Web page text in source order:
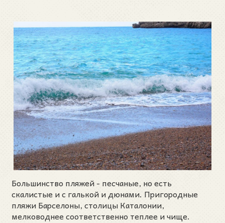
Большинство пляжей - песчаные, но есть
скалистые и с галькой и дюнами. Пригородные
пляжи Барселоны, столицы Каталонии,
мелководнее соответственно теплее и чище.